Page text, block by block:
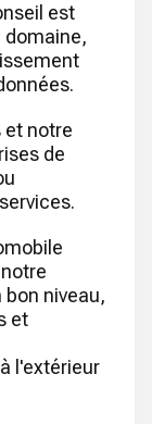
est
domaine,
et notre
de
niveau,
et
l'extérieur